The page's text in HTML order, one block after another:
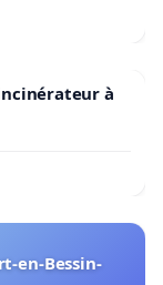
à
en-Bessin-